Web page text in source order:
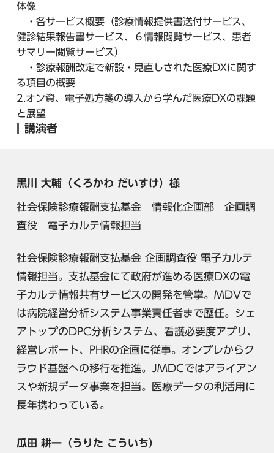
体像
・各サービス概要（診療情報提供書送付サービス、
健診結果報告書サービス、６情報閲覧サービス、患者
サマリー閲覧サービス）
・診療報酬改定で新設・見直しされた医療DXに関す
る項目の概要
2.オン資、電子処方箋の導入から学んだ医療DXの課題
と展望
講演者
黒川 大輔（くろかわ だいすけ）様
社会保険診療報酬支払基金 情報化企画部 企画調
査役 電子カルテ情報担当
社会保険診療報酬支払基金 企画調査役 電子カルテ
情報担当。支払基金にて政府が進める医療DXの電
子カルテ情報共有サービスの開発を管掌。MDVで
は病院経営分析システム事業責任者まで歴任。シェ
アトップのDPC分析システム、看護必要度アプリ、
経営レポート、PHRの企画に従事。オンプレからク
ラウド基盤への移行を推進。JMDCではアライアン
スや新規データ事業を担当。医療データの利活用に
長年携わっている。
瓜田 耕一（うりた こういち）